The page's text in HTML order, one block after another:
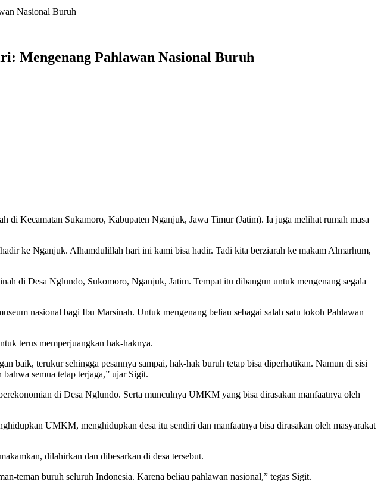
Nasional Buruh
Mengenang Pahlawan Nasional Buruh
Kecamatan Sukamoro, Kabupaten Nganjuk, Jawa Timur (Jatim). Ia juga melihat rumah masa
ke Nganjuk. Alhamdulillah hari ini kami bisa hadir. Tadi kita berziarah ke makam Almarhum,
di Desa Nglundo, Sukomoro, Nganjuk, Jatim. Tempat itu dibangun untuk mengenang segala
nasional bagi Ibu Marsinah. Untuk mengenang beliau sebagai salah satu tokoh Pahlawan
terus memperjuangkan hak-haknya.
baik, terukur sehingga pesannya sampai, hak-hak buruh tetap bisa diperhatikan. Namun di sisi
semua tetap terjaga,” ujar Sigit.
di Desa Nglundo. Serta munculnya UMKM yang bisa dirasakan manfaatnya oleh
UMKM, menghidupkan desa itu sendiri dan manfaatnya bisa dirasakan oleh masyarakat
dilahirkan dan dibesarkan di desa tersebut.
teman buruh seluruh Indonesia. Karena beliau pahlawan nasional,” tegas Sigit.